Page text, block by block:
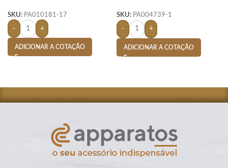
SKU: PA010181-17
- +
ADICIONAR A COTAÇÃO
PRETO
SKU: PA004739-1
- +
ADICIONAR A COTAÇÃO